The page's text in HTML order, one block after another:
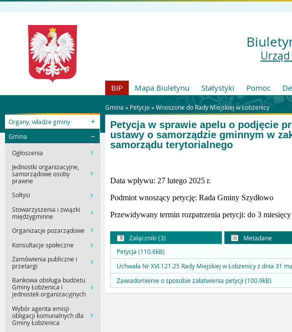
BIP Mapa Biuletynu Statystyki Pomoc
Gmina » Petycje»Wnoszone do Rady Miejskiej w Łobżenicy
Organy, władze gminy
Gmina
Ogłoszenia
Jednostki organizacyjne,
samorządowe osoby
prawne
Sołtysi
Stowarzyszenia i związki
międzygminne
Organizacje pozarządowe
Konsultacje społeczne
Zamówienia publiczne i
przetargi
Bankowa obsługa budżetu
Gminy Łobżenica i
jednostek organizacyjnych
Wybór agenta emisji
obligacji komunalnych dla
Gminy Łobżenica
Petycja w sprawie apelu o podjęcie
ustawy o samorządzie gminnym w
samorządu terytorialnego
Data wpływu: 27 lutego 2025 r.
Podmiot wnoszący petycję: Rada Gminy Szydłowo
Przewidywany termin rozpatrzenia petycji: do 3
Załączniki (3) Metadane
Petycja (110.6kB)
Uchwała Nr XVI.121.25 Rady Miejskiej w Łobżenicy z dnia 31
Zawiadomienie o sposobie załatwienia petycji (100.9kB)